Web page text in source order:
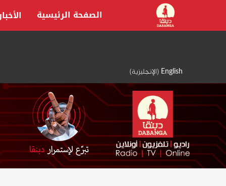
content
English
(الإنجليزية)
الصفحة الرئيسية